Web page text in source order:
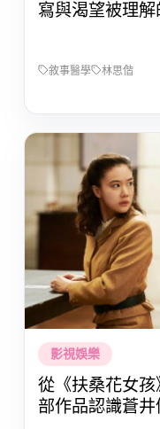
寫與渴望被理
敘事醫學 林思偕
影視娛樂
從《扶桑花女
部作品認識蒼